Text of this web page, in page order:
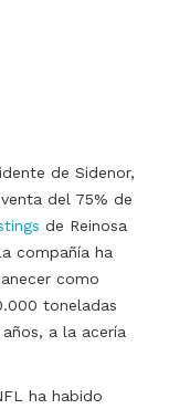
de Sidenor,
del 75% de
de Reinosa
compañía ha
como
toneladas
a la acería
ha habido